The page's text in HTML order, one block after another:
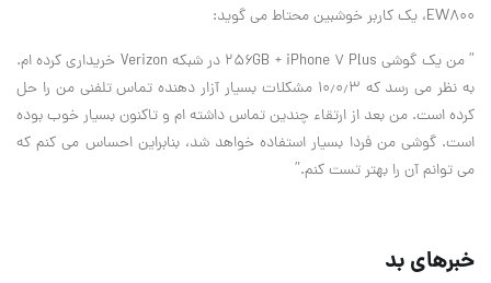
EW800، یک کاربر خوشبین محتاط می گوید:
” من یک گوشی ۲۵۶GB + iPhone 7 Plus در شبکه Verizon خریداری کرده ام.
به نظر می رسد که ۱۰٫۰٫۳ مشکلات بسیار آزار دهنده تماس تلفنی من را حل
کرده است. من بعد از ارتقاء چندین تماس داشته ام و تاکنون بسیار خوب بوده
است. گوشی من فردا بسیار استفاده خواهد شد، بنابراین احساس می کنم که
می توانم آن را بهتر تست کنم.”
خبرهای بد